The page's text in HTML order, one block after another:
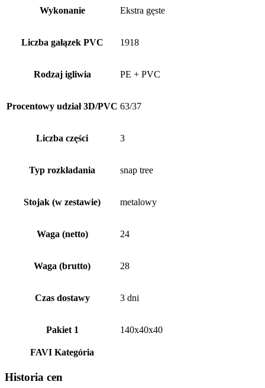
Wykonanie Ekstra gęste
Liczba gałązek PVC 1918
Rodzaj igliwia PE + PVC
Procentowy udział 3D/PVC 63/37
Liczba części 3
Typ rozkładania snap tree
Stojak (w zestawie) metalowy
Waga (netto) 24
Waga (brutto) 28
Czas dostawy 3 dni
Pakiet 1 140x40x40
FAVI Kategória
Historia cen